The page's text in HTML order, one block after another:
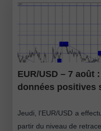
EUR/USD – 7 août
données positives
Jeudi, l’EUR/USD a
partir du niveau de